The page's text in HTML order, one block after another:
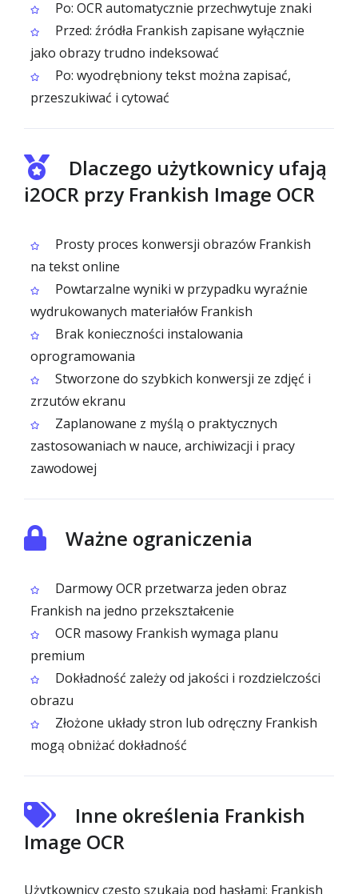
Po: OCR automatycznie przechwytuje znaki
Przed: źródła Frankish zapisane wyłącznie
jako obrazy trudno indeksować
Po: wyodrębniony tekst można zapisać,
przeszukiwać i cytować
Dlaczego użytkownicy ufają
i2OCR przy Frankish Image OCR
Prosty proces konwersji obrazów Frankish
na tekst online
Powtarzalne wyniki w przypadku wyraźnie
wydrukowanych materiałów Frankish
Brak konieczności instalowania
oprogramowania
Stworzone do szybkich konwersji ze zdjęć i
zrzutów ekranu
Zaplanowane z myślą o praktycznych
zastosowaniach w nauce, archiwizacji i pracy
zawodowej
Ważne ograniczenia
Darmowy OCR przetwarza jeden obraz
Frankish na jedno przekształcenie
OCR masowy Frankish wymaga planu
premium
Dokładność zależy od jakości i rozdzielczości
obrazu
Złożone układy stron lub odręczny Frankish
mogą obniżać dokładność
Inne określenia Frankish
Image OCR
Użytkownicy często szukają pod hasłami: Frankish